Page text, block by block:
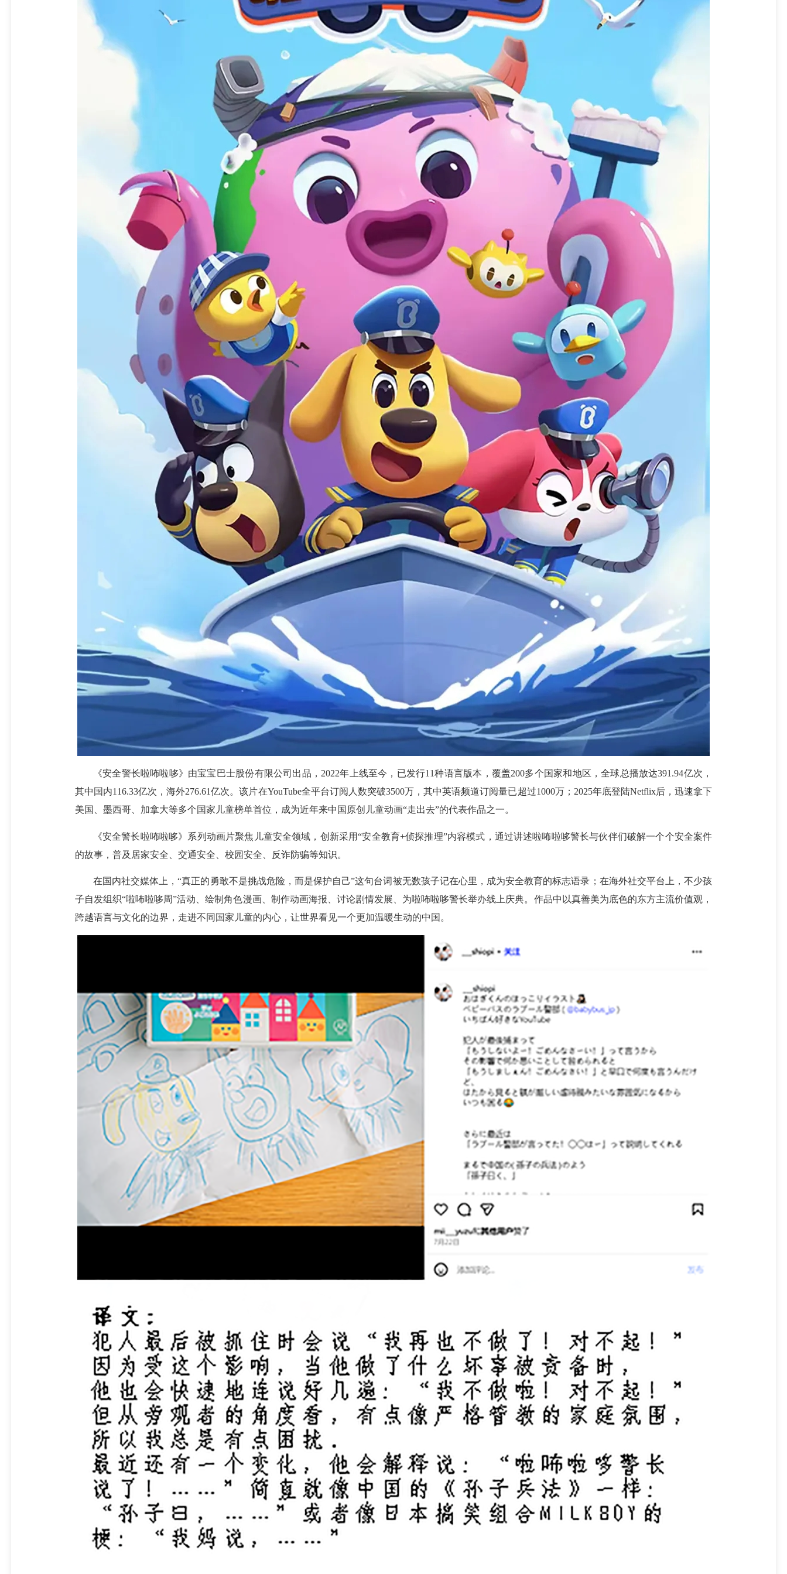
《安全警长啦咘啦哆》由宝宝巴士股份有限公司出品，2022年上线至今，已发行11种语言版本，覆盖200多个国家和地区，全球总播放达391.94亿次，
其中国内116.33亿次，海外276.61亿次。该片在YouTube全平台订阅人数突破3500万，其中英语频道订阅量已超过1000万；2025年底登陆Netflix后，迅速拿下
美国、墨西哥、加拿大等多个国家儿童榜单首位，成为近年来中国原创儿童动画“走出去”的代表作品之一。
《安全警长啦咘啦哆》系列动画片聚焦儿童安全领域，创新采用“安全教育+侦探推理”内容模式，通过讲述啦咘啦哆警长与伙伴们破解一个个安全案件
的故事，普及居家安全、交通安全、校园安全、反诈防骗等知识。
在国内社交媒体上，“真正的勇敢不是挑战危险，而是保护自己”这句台词被无数孩子记在心里，成为安全教育的标志语录；在海外社交平台上，不少孩
子自发组织“啦咘啦哆周”活动、绘制角色漫画、制作动画海报、讨论剧情发展、为啦咘啦哆警长举办线上庆典。作品中以真善美为底色的东方主流价值观，
跨越语言与文化的边界，走进不同国家儿童的内心，让世界看见一个更加温暖生动的中国。